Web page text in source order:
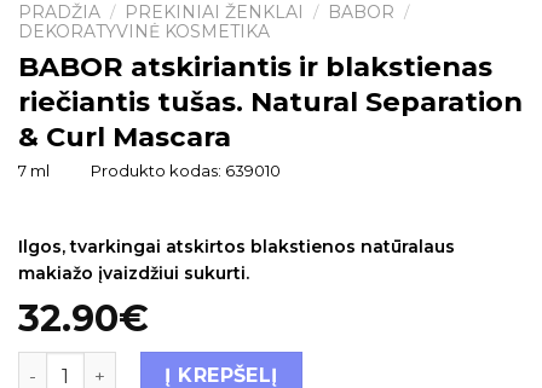
PRADŽIA / PREKINIAI ŽENKLAI / BABOR /
DEKORATYVINĖ KOSMETIKA
BABOR atskiriantis ir blakstienas
riečiantis tušas. Natural Separation
& Curl Mascara
7 ml Produkto kodas: 639010
Ilgos, tvarkingai atskirtos blakstienos natūralaus
makiažo įvaizdžiui sukurti.
32.90€
Į KREPŠELĮ